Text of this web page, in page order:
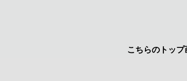
こちらのトップ画像は